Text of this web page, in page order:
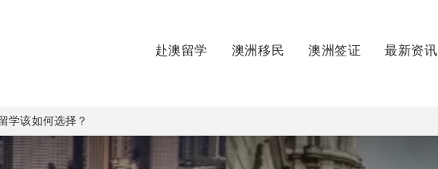
赴澳留学 澳洲移民 澳洲签证 最新资讯
学该如何选择？